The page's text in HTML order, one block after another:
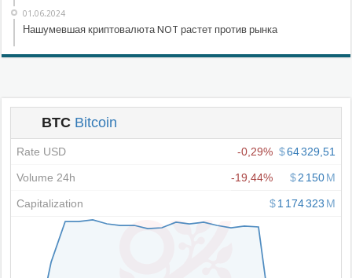
01.06.2024
Нашумевшая криптовалюта NOT растет против рынка